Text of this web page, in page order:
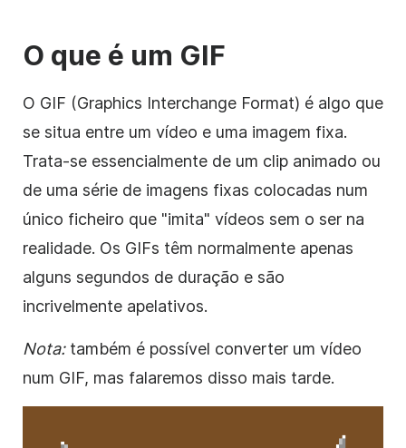
O que é um GIF
O GIF (Graphics Interchange Format) é algo que
se situa entre um vídeo e uma imagem fixa.
Trata-se essencialmente de um clip animado ou
de uma série de imagens fixas colocadas num
único ficheiro que "imita" vídeos sem o ser na
realidade. Os GIFs têm normalmente apenas
alguns segundos de duração e são
incrivelmente apelativos.
Nota:também é possível converter um vídeo
num GIF, mas falaremos disso mais tarde.